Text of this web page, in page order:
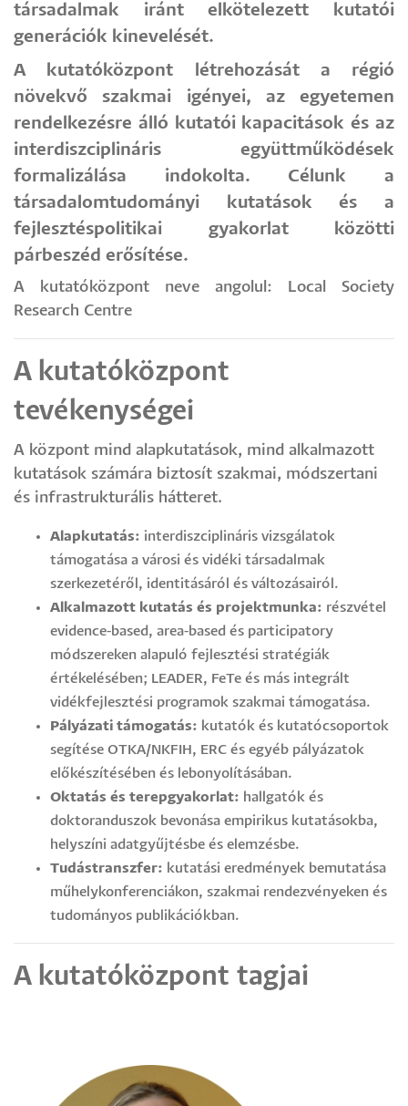
társadalmak iránt elkötelezett kutatói
generációk kinevelését.
A kutatóközpont létrehozását a régió
növekvő szakmai igényei, az egyetemen
rendelkezésre álló kutatói kapacitások és az
interdiszciplináris együttműködések
formalizálása indokolta. Célunk a
társadalomtudományi kutatások és a
fejlesztéspolitikai gyakorlat közötti
párbeszéd erősítése.
A kutatóközpont neve angolul: Local Society
Research Centre
A kutatóközpont
tevékenységei
A központ mind alapkutatások, mind alkalmazott
kutatások számára biztosít szakmai, módszertani
és infrastrukturális hátteret.
Alapkutatás: interdiszciplináris vizsgálatok
támogatása a városi és vidéki társadalmak
szerkezetéről, identitásáról és változásairól.
Alkalmazott kutatás és projektmunka: részvétel
evidence-based, area-based és participatory
módszereken alapuló fejlesztési stratégiák
értékelésében; LEADER, FeTe és más integrált
vidékfejlesztési programok szakmai támogatása.
Pályázati támogatás: kutatók és kutatócsoportok
segítése OTKA/NKFIH, ERC és egyéb pályázatok
előkészítésében és lebonyolításában.
Oktatás és terepgyakorlat: hallgatók és
doktoranduszok bevonása empirikus kutatásokba,
helyszíni adatgyűjtésbe és elemzésbe.
Tudástranszfer: kutatási eredmények bemutatása
műhelykonferenciákon, szakmai rendezvényeken és
tudományos publikációkban.
A kutatóközpont tagjai